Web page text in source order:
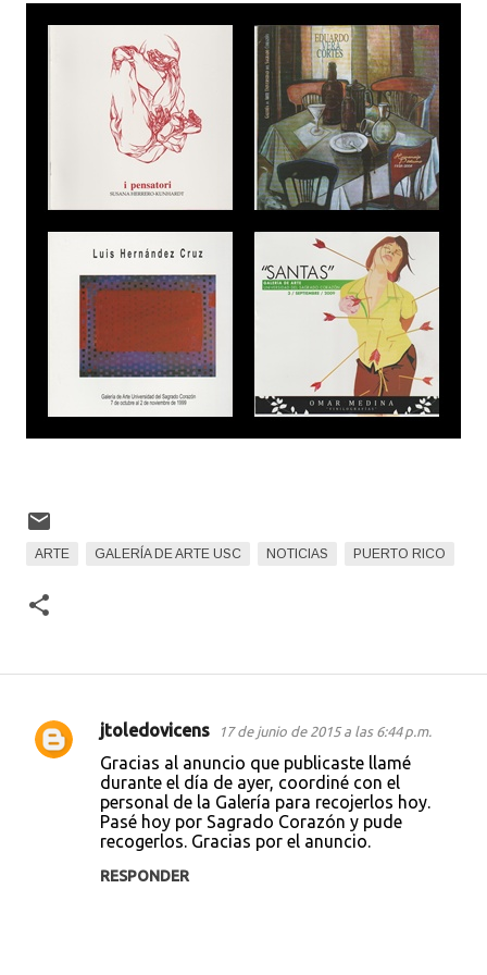
ARTE GALERÍA DE ARTE USC NOTICIAS PUERTO RICO
C
jtoledovicens 17 de junio de 2015 a las 6:44 p.m.
Gracias al anuncio que publicaste llamé
durante el día de ayer, coordiné con el
personal de la Galería para recojerlos hoy.
Pasé hoy por Sagrado Corazón y pude
recogerlos. Gracias por el anuncio.
RESPONDER